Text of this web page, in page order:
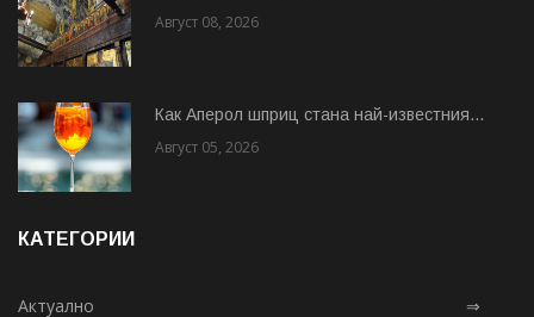
Август 08, 2026
Как Аперол шприц стана най-известния...
Август 05, 2026
КАТЕГОРИИ
Актуално ⇒